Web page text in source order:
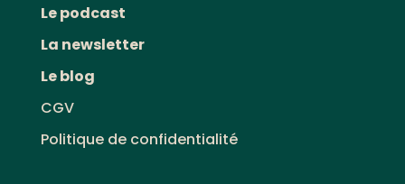
Le podcast
La newsletter
Le blog
CGV
Politique de confidentialité